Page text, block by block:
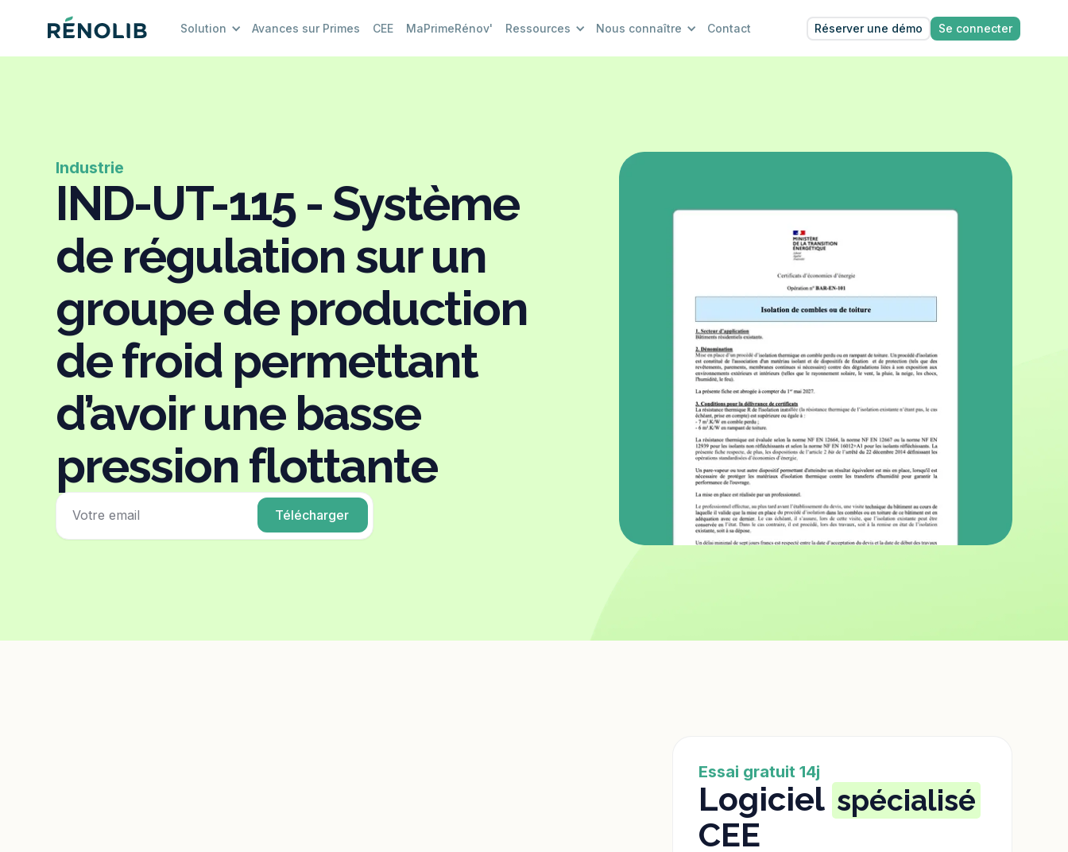
Solution Avances sur Primes CEE MaPrimeRénov' Ressources Nous connaître Contact Réserver une démo Se connecter
Industrie
IND-UT-115 - Système
de régulation sur un
groupe de production
de froid permettant
d’avoir une basse
pression flottante
Essai gratuit 14j
Logiciel spécialisé
CEE